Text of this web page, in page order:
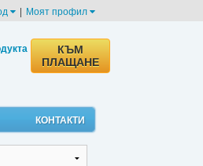
| Моят профил
КЪМ
ПЛАЩАНЕ
КОНТАКТИ